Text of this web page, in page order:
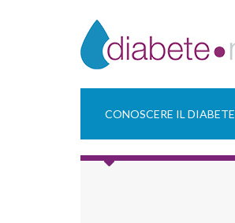
CONOSCERE IL DIABETE